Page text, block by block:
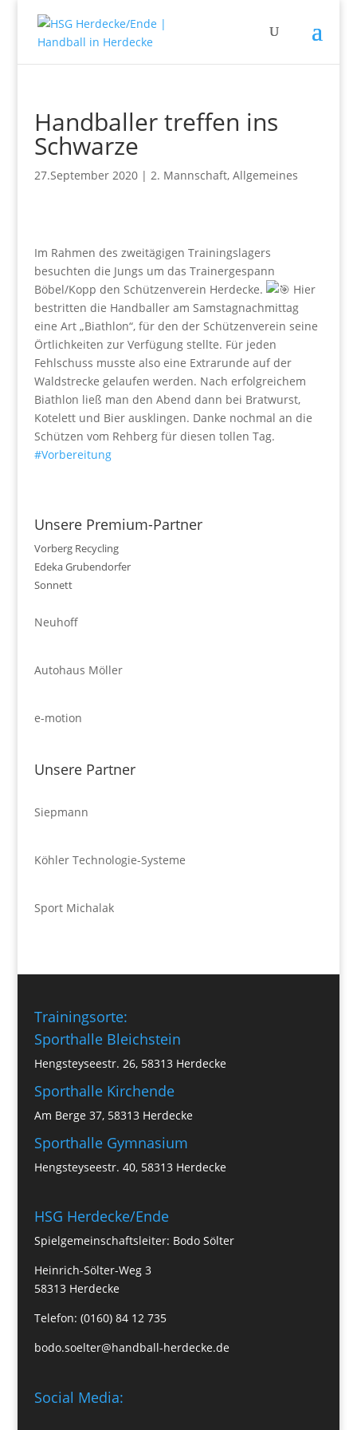
Handballer treffen ins
Schwarze
27.September 2020| 2. Mannschaft, Allgemeines
Im Rahmen des zweitägigen Trainingslagers
besuchten die Jungs um das Trainergespann
Böbel/Kopp den Schützenverein Herdecke.
Hier
bestritten die Handballer am Samstagnachmittag
eine Art „Biathlon“, für den der Schützenverein seine
Örtlichkeiten zur Verfügung stellte. Für jeden
Fehlschuss musste also eine Extrarunde auf der
Waldstrecke gelaufen werden. Nach erfolgreichem
Biathlon ließ man den Abend dann bei Bratwurst,
Kotelett und Bier ausklingen. Danke nochmal an die
Schützen vom Rehberg für diesen tollen Tag.
#Vorbereitung
Unsere Premium-Partner
Vorberg Recycling
Edeka Grubendorfer
Sonnett
Neuhoff
Autohaus Möller
e-motion
Unsere Partner
Siepmann
Köhler Technologie-Systeme
Sport Michalak
Trainingsorte:
Sporthalle Bleichstein
Hengsteyseestr. 26, 58313 Herdecke
Sporthalle Kirchende
Am Berge 37, 58313 Herdecke
Sporthalle Gymnasium
Hengsteyseestr. 40, 58313 Herdecke
HSG Herdecke/Ende
Spielgemeinschaftsleiter: Bodo Sölter
Heinrich-Sölter-Weg 3
58313 Herdecke
Telefon: (0160) 84 12 735
bodo.soelter@handball-herdecke.de
Social Media: